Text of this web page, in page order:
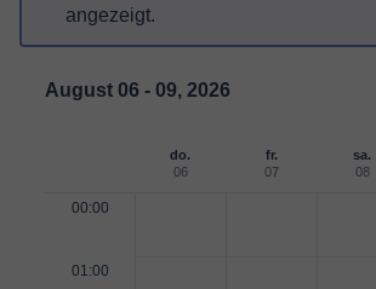
angezeigt.
August 06 - 09, 2026
do.
06
fr.
07
sa.
08
00:00
01:00